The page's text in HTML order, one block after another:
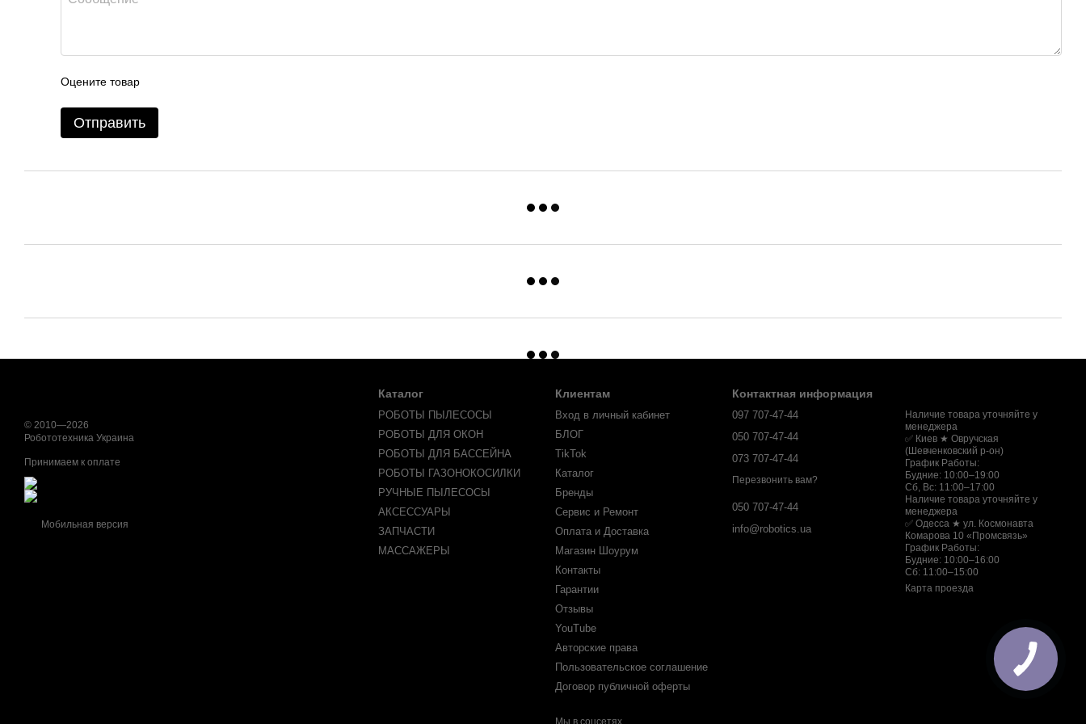
Оцените товар
Отправить
© 2010—2026
Робототехника Украина
Принимаем к оплате
Мобильная версия
Каталог
РОБОТЫ ПЫЛЕСОСЫ
РОБОТЫ ДЛЯ ОКОН
РОБОТЫ ДЛЯ БАССЕЙНА
РОБОТЫ ГАЗОНОКОСИЛКИ
РУЧНЫЕ ПЫЛЕСОСЫ
АКСЕССУАРЫ
ЗАПЧАСТИ
МАССАЖЕРЫ
Клиентам
Вход в личный кабинет
БЛОГ
TikTok
Каталог
Бренды
Сервис и Ремонт
Оплата и Доставка
Магазин Шоурум
Контакты
Гарантии
Отзывы
YouTube
Авторские права
Пользовательское соглашение
Договор публичной оферты
Мы в соцсетях
Контактная информация
097 707-47-44
050 707-47-44
073 707-47-44
Перезвонить вам?
050 707-47-44
info@robotics.ua
Наличие товара уточняйте у
менеджера
✅ Киев ★ Овручская
(Шевченковский р-он)
График Работы:
Будние: 10:00–19:00
Сб, Вс: 11:00–17:00
Наличие товара уточняйте у
менеджера
✅ Одесса ★ ул. Космонавта
Комарова 10 «Промсвязь»
График Работы:
Будние: 10:00–16:00
Сб: 11:00–15:00
Карта проезда